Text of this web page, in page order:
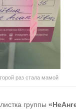
раз стала мамой
группы